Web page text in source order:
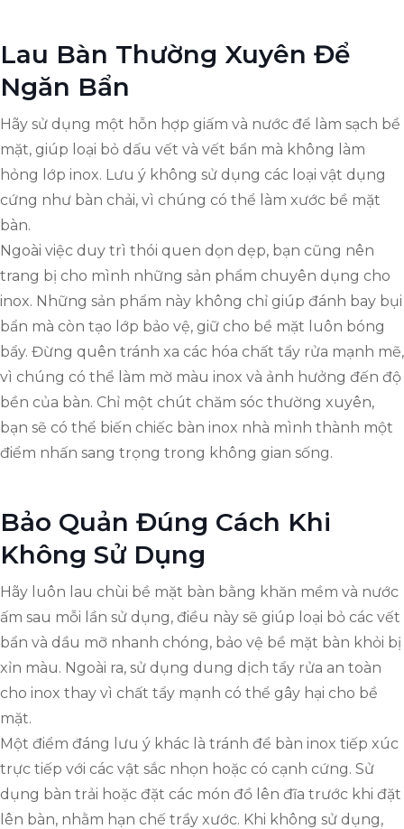
Lau Bàn Thường Xuyên Để
Ngăn Bẩn
Hãy sử dụng một hỗn hợp giấm và nước để làm sạch bề
mặt, giúp loại bỏ dấu vết và vết bẩn mà không làm
hỏng lớp inox. Lưu ý không sử dụng các loại vật dụng
cứng như bàn chải, vì chúng có thể làm xước bề mặt
bàn.
Ngoài việc duy trì thói quen dọn dẹp, bạn cũng nên
trang bị cho mình những sản phẩm chuyên dụng cho
inox. Những sản phẩm này không chỉ giúp đánh bay bụi
bẩn mà còn tạo lớp bảo vệ, giữ cho bề mặt luôn bóng
bẩy. Đừng quên tránh xa các hóa chất tẩy rửa mạnh mẽ,
vì chúng có thể làm mờ màu inox và ảnh hưởng đến độ
bền của bàn. Chỉ một chút chăm sóc thường xuyên,
bạn sẽ có thể biến chiếc bàn inox nhà mình thành một
điểm nhấn sang trọng trong không gian sống.
Bảo Quản Đúng Cách Khi
Không Sử Dụng
Hãy luôn lau chùi bề mặt bàn bằng khăn mềm và nước
ấm sau mỗi lần sử dụng, điều này sẽ giúp loại bỏ các vết
bẩn và dầu mỡ nhanh chóng, bảo vệ bề mặt bàn khỏi bị
xỉn màu. Ngoài ra, sử dụng dung dịch tẩy rửa an toàn
cho inox thay vì chất tẩy mạnh có thể gây hại cho bề
mặt.
Một điểm đáng lưu ý khác là tránh để bàn inox tiếp xúc
trực tiếp với các vật sắc nhọn hoặc có cạnh cứng. Sử
dụng bàn trải hoặc đặt các món đồ lên đĩa trước khi đặt
lên bàn, nhằm hạn chế trầy xước. Khi không sử dụng,